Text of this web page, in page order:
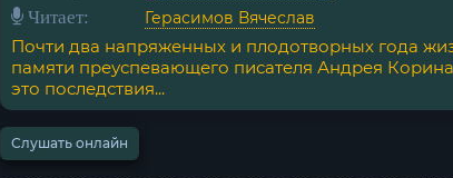
Читает: Герасимов Вячеслав
Почти два напряженных и плодотворных года
памяти преуспевающего писателя Андрея
это последствия...
Слушать онлайн